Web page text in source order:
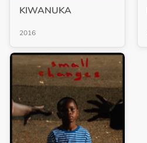
KIWANUKA
2016